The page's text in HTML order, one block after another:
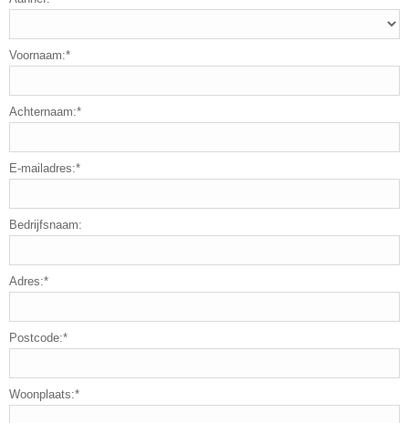
Voornaam:*
Achternaam:*
E-mailadres:*
Bedrijfsnaam:
Adres:*
Postcode:*
Woonplaats:*